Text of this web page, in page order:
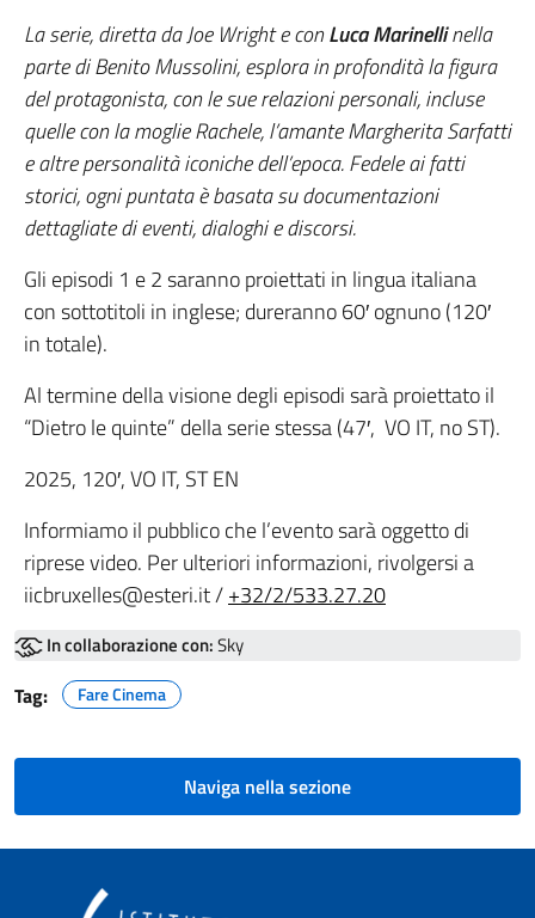
La serie, diretta da Joe Wright e conLuca Marinellinella
parte di Benito Mussolini, esplora in profondità la figura
del protagonista, con le sue relazioni personali, incluse
quelle con la moglie Rachele, l’amante Margherita Sarfatti
e altre personalità iconiche dell’epoca. Fedele ai fatti
storici, ogni puntata è basata su documentazioni
dettagliate di eventi, dialoghi e discorsi.
Gli episodi 1 e 2 saranno proiettati in lingua italiana
con sottotitoli in inglese; dureranno 60′ ognuno (120′
in totale).
Al termine della visione degli episodi sarà proiettato il
“Dietro le quinte” della serie stessa (47′, VO IT, no ST).
2025, 120′, VO IT, ST EN
Informiamo il pubblico che l’evento sarà oggetto di
riprese video. Per ulteriori informazioni, rivolgersi a
iicbruxelles@esteri.it /+32/2/533.27.20
In collaborazione con:Sky
Tag: Fare Cinema
Naviga nella sezione